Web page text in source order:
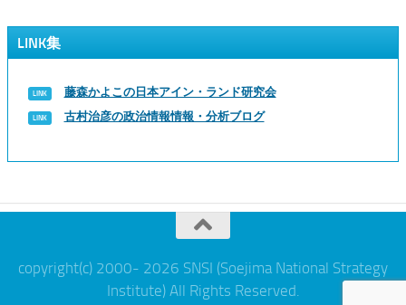
LINK集
藤森かよこの日本アイン・ランド研究会
古村治彦の政治情報情報・分析ブログ
copyright(c) 2000- 2026 SNSI (Soejima National Strategy
Institute) All Rights Reserved.